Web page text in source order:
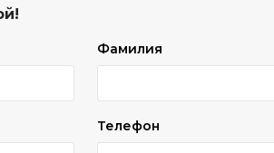
Фамилия
Телефон